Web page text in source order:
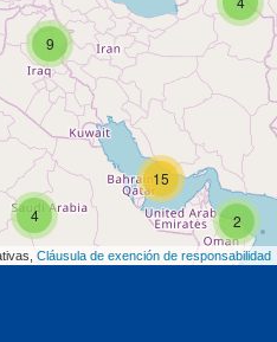
2
15
4
9
Cláusula de exención de responsabilidad